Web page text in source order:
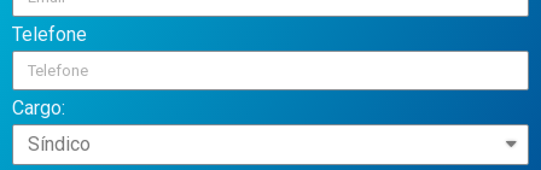
Telefone
Cargo: